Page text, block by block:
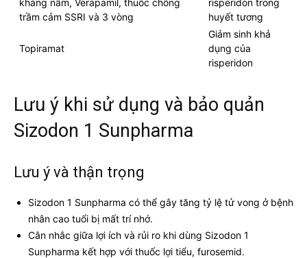
trầm cảm SSRI và 3 vòng
huyết tương
Topiramat
Giảm sinh khả
dụng của
risperidon
Lưu ý khi sử dụng và bảo quản
Sizodon 1 Sunpharma
Lưu ý và thận trọng
Sizodon 1 Sunpharma có thể gây tăng tỷ lệ tử vong ở bệnh
nhân cao tuổi bị mất trí nhớ.
Cân nhắc giữa lợi ích và rủi ro khi dùng Sizodon 1
Sunpharma kết hợp với thuốc lợi tiểu, furosemid.